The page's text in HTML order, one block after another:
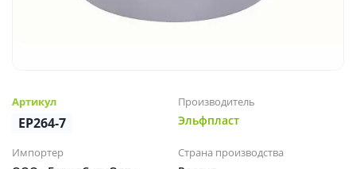
Артикул
EP264-7
Производитель
Эльфпласт
Импортер Страна производства